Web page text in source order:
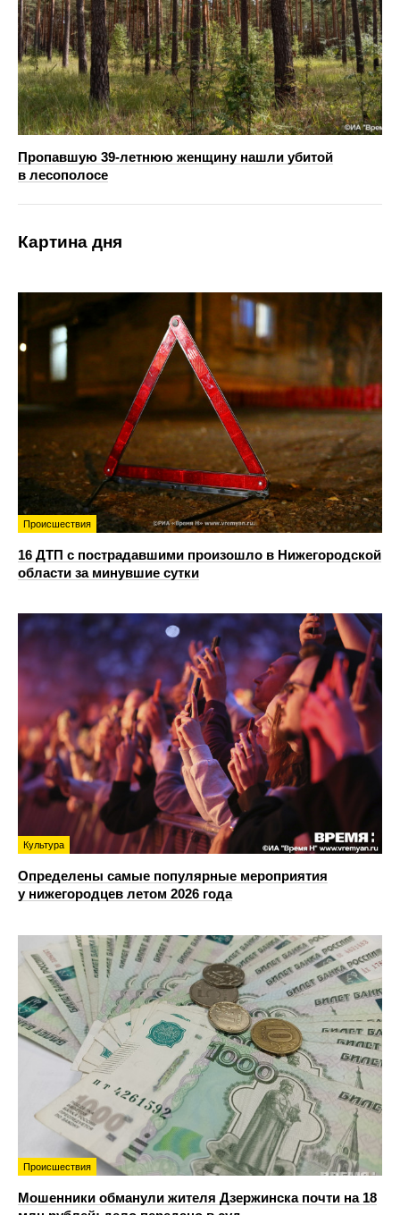
Пропавшую 39-летнюю женщину нашли убитой
в лесополосе
Картина дня
Происшествия
16 ДТП с пострадавшими произошло в Нижегородской
области за минувшие сутки
Культура
Определены самые популярные мероприятия
у нижегородцев летом 2026 года
Происшествия
Мошенники обманули жителя Дзержинска почти на 18